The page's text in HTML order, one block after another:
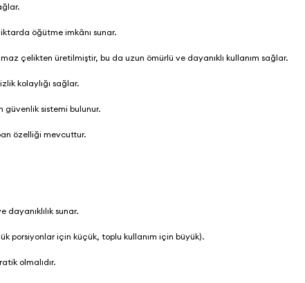
öğütme imkânı sunar.
çelikten üretilmiştir, bu da uzun ömürlü ve dayanıklı kullanım sağlar.
kolaylığı sağlar.
güvenlik sistemi bulunur.
özelliği mevcuttur.
sunar.
porsiyonlar için küçük, toplu kullanım için büyük).
olmalıdır.